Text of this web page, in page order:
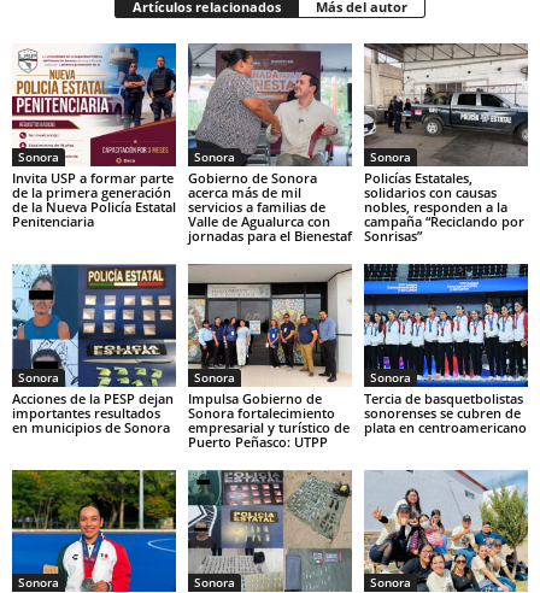
Artículos relacionados Más del autor
Sonora
Invita USP a formar parte
de la primera generación
de la Nueva Policía Estatal
Penitenciaria
Sonora
Gobierno de Sonora
acerca más de mil
servicios a familias de
Valle de Agualurca con
jornadas para el Bienestaf
Sonora
Policías Estatales,
solidarios con causas
nobles, responden a la
campaña “Reciclando por
Sonrisas”
Sonora
Acciones de la PESP dejan
importantes resultados
en municipios de Sonora
Sonora
Impulsa Gobierno de
Sonora fortalecimiento
empresarial y turístico de
Puerto Peñasco: UTPP
Sonora
Tercia de basquetbolistas
sonorenses se cubren de
plata en centroamericano
Sonora Sonora Sonora